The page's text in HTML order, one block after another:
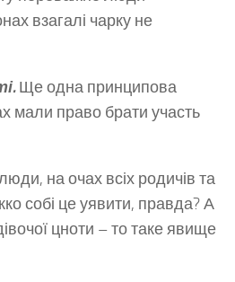
взагалі чарку не
Ще одна принципова
мали право брати участь
на очах всіх родичів та
собі це уявити, правда? А
цноти – то таке явище